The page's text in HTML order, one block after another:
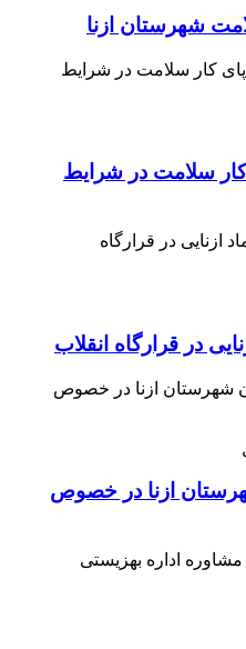
شهرستان ازنا
کار سلامت در شرایط
در قرارگاه انقلاب
ازنا در خصوص